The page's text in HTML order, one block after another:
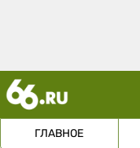
ГЛАВНОЕ